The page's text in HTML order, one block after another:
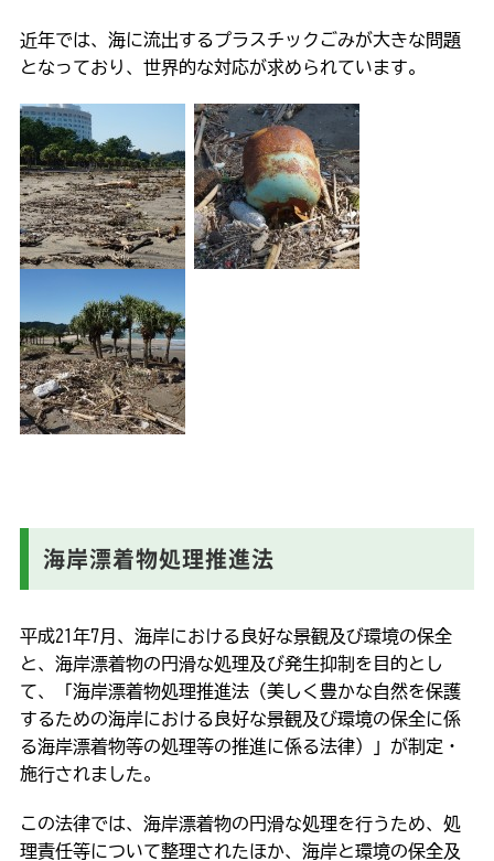
近年では、海に流出するプラスチックごみが大きな問題
となっており、世界的な対応が求められています。
海岸漂着物処理推進法
平成21年7月、海岸における良好な景観及び環境の保全
と、海岸漂着物の円滑な処理及び発生抑制を目的とし
て、「海岸漂着物処理推進法（美しく豊かな自然を保護
するための海岸における良好な景観及び環境の保全に係
る海岸漂着物等の処理等の推進に係る法律）」が制定・
施行されました。
この法律では、海岸漂着物の円滑な処理を行うため、処
理責任等について整理されたほか、海岸と環境の保全及